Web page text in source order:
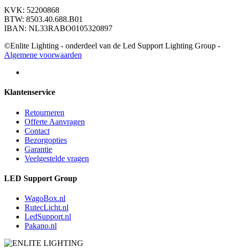
KVK: 52200868
BTW: 8503.40.688.B01
IBAN: NL33RABO0105320897
©Enlite Lighting - onderdeel van de Led Support Lighting Group -
Algemene voorwaarden
Klantenservice
Retourneren
Offerte Aanvragen
Contact
Bezorgopties
Garantie
Veelgestelde vragen
LED Support Group
WagoBox.nl
RutecLicht.nl
LedSupport.nl
Pakano.nl